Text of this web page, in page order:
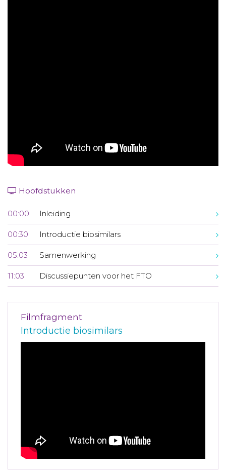
Hoofdstukken
00:00 Inleiding
00:30 Introductie biosimilars
05:03 Samenwerking
11:03 Discussiepunten voor het FTO
Filmfragment
Introductie biosimilars